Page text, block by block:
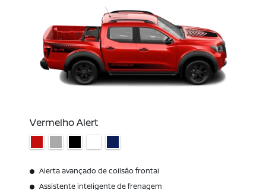
Vermelho Alert
Alerta avançado de colisão frontal
Assistente inteligente de frenagem